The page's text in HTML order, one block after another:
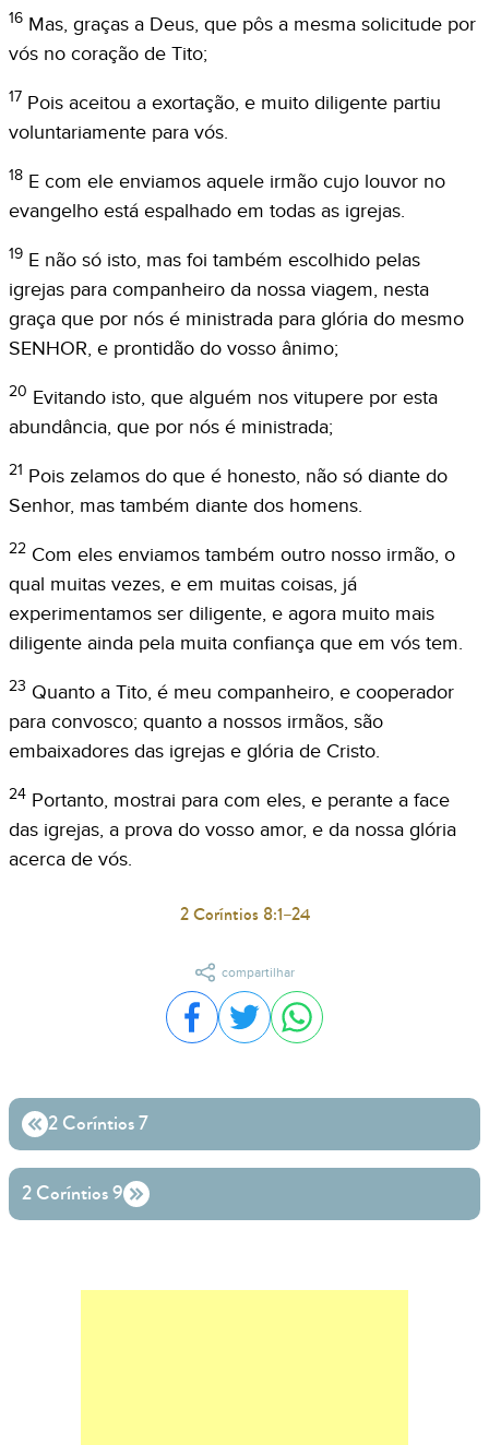
16 Mas, graças a Deus, que pôs a mesma solicitude por
vós no coração de Tito;
17 Pois aceitou a exortação, e muito diligente partiu
voluntariamente para vós.
18 E com ele enviamos aquele irmão cujo louvor no
evangelho está espalhado em todas as igrejas.
19 E não só isto, mas foi também escolhido pelas
igrejas para companheiro da nossa viagem, nesta
graça que por nós é ministrada para glória do mesmo
SENHOR, e prontidão do vosso ânimo;
20 Evitando isto, que alguém nos vitupere por esta
abundância, que por nós é ministrada;
21 Pois zelamos do que é honesto, não só diante do
Senhor, mas também diante dos homens.
22 Com eles enviamos também outro nosso irmão, o
qual muitas vezes, e em muitas coisas, já
experimentamos ser diligente, e agora muito mais
diligente ainda pela muita confiança que em vós tem.
23 Quanto a Tito, é meu companheiro, e cooperador
para convosco; quanto a nossos irmãos, são
embaixadores das igrejas e glória de Cristo.
24 Portanto, mostrai para com eles, e perante a face
das igrejas, a prova do vosso amor, e da nossa glória
acerca de vós.
2 Coríntios 8:1–24
compartilhar
Compartilhar no Facebook
Compartilhar no Twitter
Compartilhar no
2 Coríntios 7
2 Coríntios 9